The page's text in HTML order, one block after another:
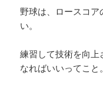
野球は、ロースコ
い。
練習して技術を向
なればいいってこと。